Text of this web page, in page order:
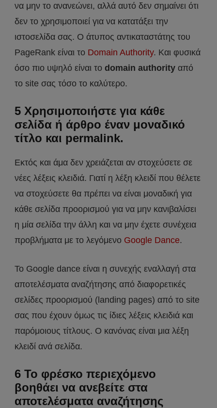
να μην το ανανεώνει, αλλά αυτό δεν σημαίνει ότι
δεν το χρησιμοποιεί για να κατατάξει την
ιστοσελίδα σας. Ο άτυπος αντικαταστάτης του
PageRank είναι το Domain Authority. Και φυσικά
όσο πιο υψηλό είναι το domain authority από
το site σας τόσο το καλύτερο.
5 Χρησιμοποιήστε για κάθε
σελίδα ή άρθρο έναν μοναδικό
τίτλο και permalink.
Εκτός και άμα δεν χρειάζεται αν στοχεύσετε σε
νέες λέξεις κλειδιά. Γιατί η λέξη κλειδί που θέλετε
να στοχεύσετε θα πρέπει να είναι μοναδική για
κάθε σελίδα προορισμού για να μην κανιβαλίσει
η μία σελίδα την άλλη και να μην έχετε συνέχεια
προβλήματα με το λεγόμενο Google Dance.
To Google dance είναι η συνεχής εναλλαγή στα
αποτελέσματα αναζήτησης από διαφορετικές
σελίδες προορισμού (landing pages) από το site
σας που έχουν όμως τις ίδιες λέξεις κλειδιά και
παρόμοιους τίτλους. Ο κανόνας είναι μια λέξη
κλειδί ανά σελίδα.
6 Το φρέσκο περιεχόμενο
βοηθάει να ανεβείτε στα
αποτελέσματα αναζήτησης